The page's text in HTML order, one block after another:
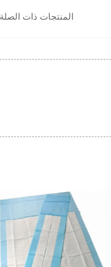
المنتجات ذات الصلة